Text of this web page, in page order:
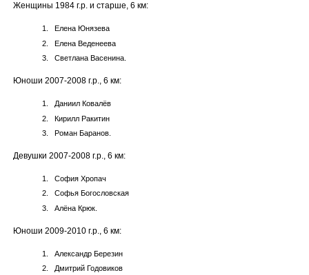
Женщины 1984 г.р. и старше, 6 км:
Елена Юнязева
Елена Веденеева
Светлана Васенина.
Юноши 2007-2008 г.р., 6 км:
Даниил Ковалёв
Кирилл Ракитин
Роман Баранов.
Девушки 2007-2008 г.р., 6 км:
София Хропач
Софья Богословская
Алёна Крюк.
Юноши 2009-2010 г.р., 6 км:
Александр Березин
Дмитрий Годовиков